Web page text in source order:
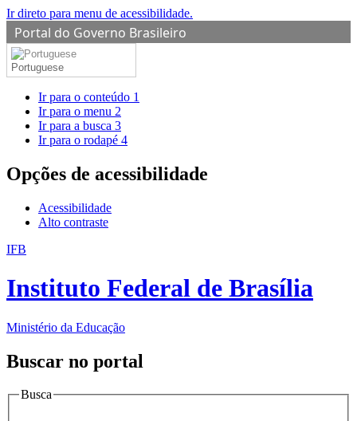
Ir direto para menu de acessibilidade.
Portal do Governo Brasileiro
Portuguese
Ir para o conteúdo 1
Ir para o menu 2
Ir para a busca 3
Ir para o rodapé 4
Opções de acessibilidade
Acessibilidade
Alto contraste
IFB
Instituto Federal de Brasília
Ministério da Educação
Buscar no portal
Busca